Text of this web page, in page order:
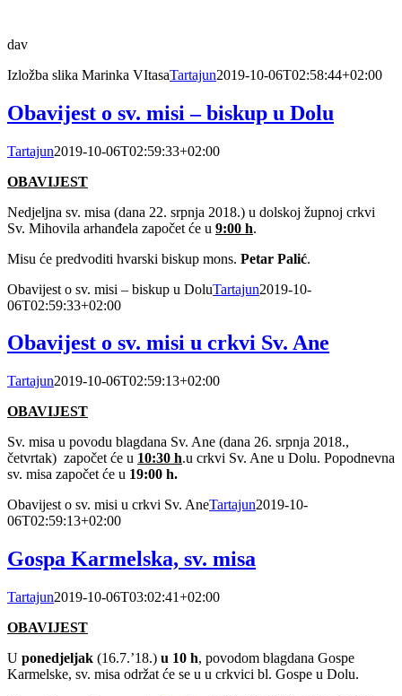
dav
Izložba slika Marinka VItasaTartajun2019-10-06T02:58:44+02:00
Obavijest o sv. misi – biskup u Dolu
Tartajun2019-10-06T02:59:33+02:00
OBAVIJEST
Nedjeljna sv. misa (dana 22. srpnja 2018.) u dolskoj župnoj crkvi
Sv. Mihovila arhanđela započet će u 9:00 h.
Misu će predvoditi hvarski biskup mons. Petar Palić.
Obavijest o sv. misi – biskup u DoluTartajun2019-10-
06T02:59:33+02:00
Obavijest o sv. misi u crkvi Sv. Ane
Tartajun2019-10-06T02:59:13+02:00
OBAVIJEST
Sv. misa u povodu blagdana Sv. Ane (dana 26. srpnja 2018.,
četvrtak) započet će u 10:30 h.u crkvi Sv. Ane u Dolu. Popodnevna
sv. misa započet će u 19:00 h.
Obavijest o sv. misi u crkvi Sv. AneTartajun2019-10-
06T02:59:13+02:00
Gospa Karmelska, sv. misa
Tartajun2019-10-06T03:02:41+02:00
OBAVIJEST
U ponedjeljak (16.7.’18.) u 10 h, povodom blagdana Gospe
Karmelske, sv. misa održat će se u u crkvici bl. Gospe u Dolu.